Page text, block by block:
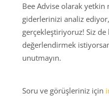
Bee Advise olarak
giderlerinizi analiz
gerçekleştiriyoruz! Siz
değerlendirmek
unutmayın.
Soru ve görüşleriniz için